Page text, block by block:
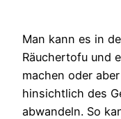
Man kann es in
Räuchertofu und
machen oder
hinsichtlich des
abwandeln. So